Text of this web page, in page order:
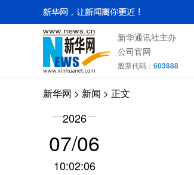
新华通讯社主办
公司官网
股票代码： 603888
新华网 > 新闻 > 正文
2026
07/06
10:02:06